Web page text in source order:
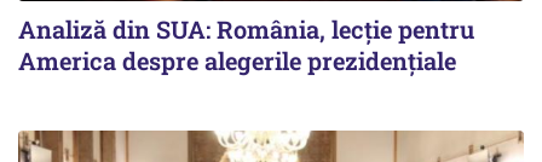
Analiză din SUA: România, lecție pentru
America despre alegerile prezidențiale